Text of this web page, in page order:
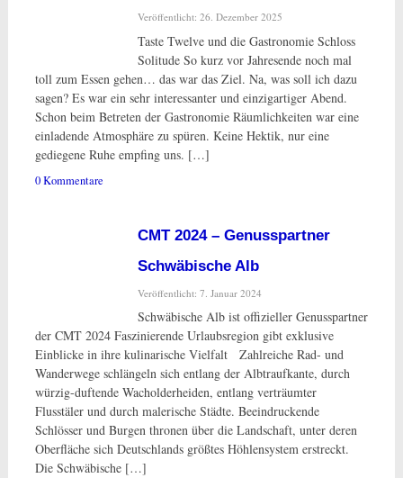
Veröffentlicht: 26. Dezember 2025
Taste Twelve und die Gastronomie Schloss
Solitude So kurz vor Jahresende noch mal
toll zum Essen gehen… das war das Ziel. Na, was soll ich dazu
sagen? Es war ein sehr interessanter und einzigartiger Abend.
Schon beim Betreten der Gastronomie Räumlichkeiten war eine
einladende Atmosphäre zu spüren. Keine Hektik, nur eine
gediegene Ruhe empfing uns. […]
0 Kommentare
CMT 2024 – Genusspartner
Schwäbische Alb
Veröffentlicht: 7. Januar 2024
Schwäbische Alb ist offizieller Genusspartner
der CMT 2024 Faszinierende Urlaubsregion gibt exklusive
Einblicke in ihre kulinarische Vielfalt Zahlreiche Rad- und
Wanderwege schlängeln sich entlang der Albtraufkante, durch
würzig-duftende Wacholderheiden, entlang verträumter
Flusstäler und durch malerische Städte. Beeindruckende
Schlösser und Burgen thronen über die Landschaft, unter deren
Oberfläche sich Deutschlands größtes Höhlensystem erstreckt.
Die Schwäbische […]